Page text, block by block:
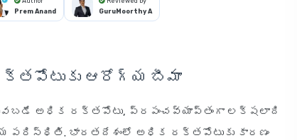
Prem Anand
GuruMoorthy A
ఆరోగ్య బీమా
అధిక రక్తపోటు, ప్రపంచవ్యాప్తంగా లక్షలాది
పరిస్థితి. భారతదేశంలో అధిక రక్తపోటుకు కారణం